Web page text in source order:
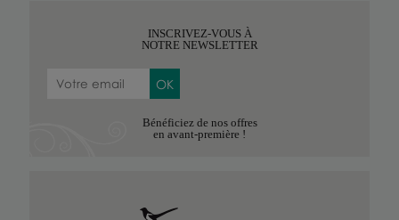
INSCRIVEZ-VOUS À
NOTRE NEWSLETTER
Bénéficiez de nos offres
en avant-première !